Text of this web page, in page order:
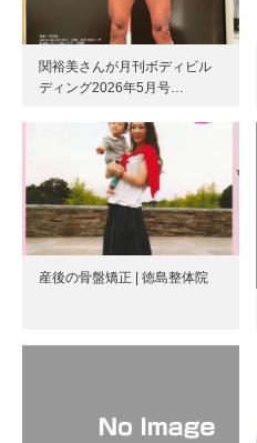
関裕美さんが月刊ボディビル
ディング2026年5月号…
産後の骨盤矯正 | 徳島整体院